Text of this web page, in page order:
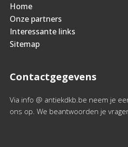
Home
Onze partners
Interessante links
Sitemap
Contactgegevens
Via info @ antiekdkb.be neem je
ons op. We beantwoorden je